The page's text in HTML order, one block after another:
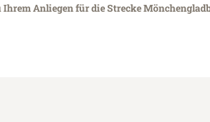
Anliegen für die Strecke